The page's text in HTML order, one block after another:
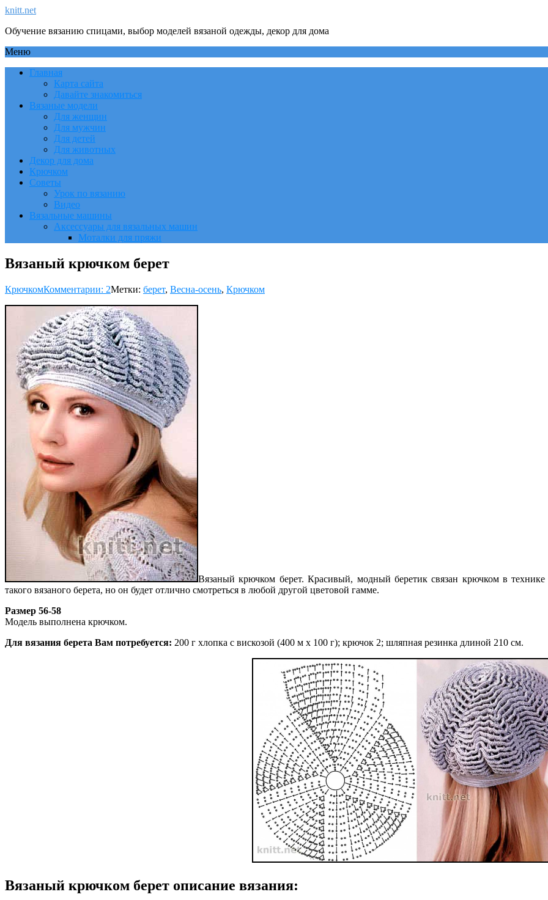
knitt.net
Обучение вязанию спицами, выбор моделей вязаной одежды, декор для дома
Меню
Главная
Карта сайта
Давайте знакомиться
Вязаные модели
Для женщин
Для мужчин
Для детей
Для животных
Декор для дома
Крючком
Советы
Урок по вязанию
Видео
Вязальные машины
Аксессуары для вязальных машин
Моталки для пряжи
Вязаный крючком берет
КрючкомКомментарии: 2Метки: берет, Весна-осень, Крючком
Вязаный крючком берет. Красивый, модный беретик связан крючком в
такого вязаного берета, но он будет отлично смотреться в любой другой цветовой гамме.
Размер 56-58
Модель выполнена крючком.
Для вязания берета Вам потребуется: 200 г хлопка с вискозой (400 м х 100 г); крючок 2; шляпная резинка длиной 210 см.
Вязаный крючком берет описание вязания: